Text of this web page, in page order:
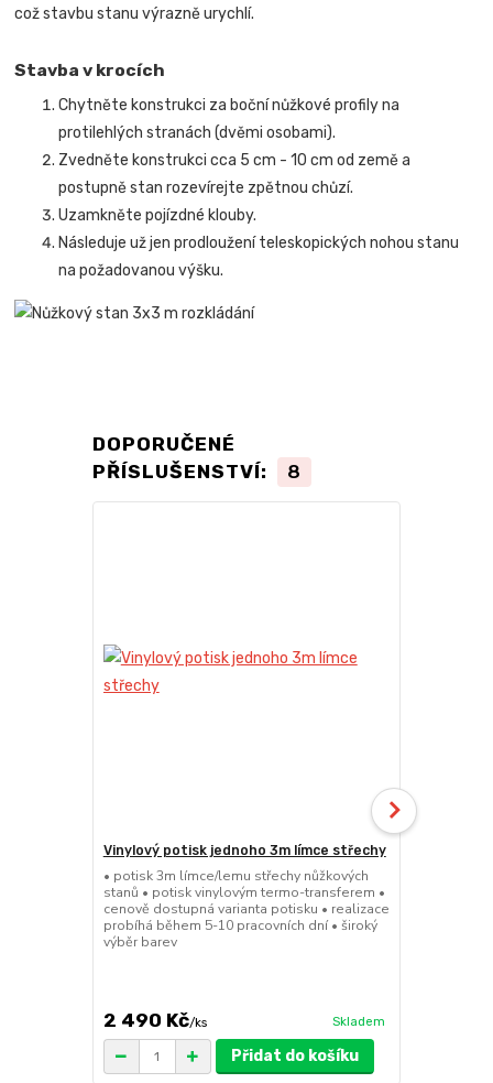
což stavbu stanu výrazně urychlí.
Stavba v krocích
Chytněte konstrukci za boční nůžkové profily na
protilehlých stranách (dvěmi osobami).
Zvedněte konstrukci cca 5 cm - 10 cm od země a
postupně stan rozevírejte zpětnou chůzí.
Uzamkněte pojízdné klouby.
Následuje už jen prodloužení teleskopických nohou stanu
na požadovanou výšku.
DOPORUČENÉ
PŘÍSLUŠENSTVÍ:
8
Vinylový potisk jednoho 3m límce střechy
• potisk 3m límce/lemu střechy nůžkových
stanů • potisk vinylovým termo-transferem •
cenově dostupná varianta potisku • realizace
probíhá během 5-10 pracovních dní • široký
výběr barev
2 490 Kč/ks Skladem
Přidat do košíku